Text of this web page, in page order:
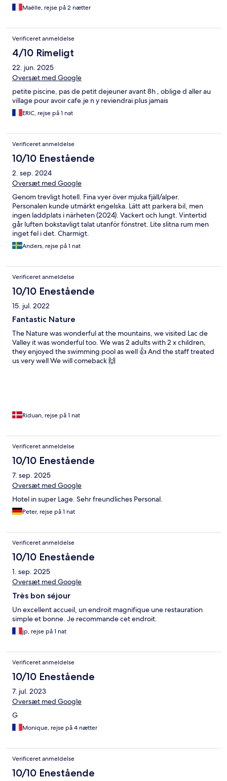
acceptés sans supplément, merci!
Maëlle, rejse på 2 nætter
Verificeret anmeldelse
4/10 Rimeligt
22. jun. 2025
Oversæt med Google
petite piscine, pas de petit dejeuner avant 8h , oblige d aller au
village pour avoir cafe.je n y reviendrai plus jamais
ERIC, rejse på 1 nat
Verificeret anmeldelse
10/10 Enestående
2. sep. 2024
Oversæt med Google
Genom trevligt hotell. Fina vyer över mjuka fjäll/alper.
Personalen kunde utmärkt engelska. Lätt att parkera bil, men
ingen laddplats i närheten (2024). Vackert och lungt. Vintertid
går luften bokstavligt talat utanför fönstret. Lite slitna rum men
inget fel i det. Charmigt.
Anders, rejse på 1 nat
Verificeret anmeldelse
10/10 Enestående
15. jul. 2022
Fantastic Nature
The Nature was wonderful at the mountains, we visited Lac de
Valley it was wonderful too. We was 2 adults with 2 x children,
they enjoyed the swimming pool as well 👍 And the staff treated
us very well We will comeback 🙌
Riduan, rejse på 1 nat
Verificeret anmeldelse
10/10 Enestående
7. sep. 2025
Oversæt med Google
Hotel in super Lage. Sehr freundliches Personal.
Peter, rejse på 1 nat
Verificeret anmeldelse
10/10 Enestående
1. sep. 2025
Oversæt med Google
Très bon séjour
Un excellent accueil, un endroit magnifique une restauration
simple et bonne. Je recommande cet endroit.
jp, rejse på 1 nat
Verificeret anmeldelse
10/10 Enestående
7. jul. 2023
Oversæt med Google
G
Monique, rejse på 4 nætter
Verificeret anmeldelse
10/10 Enestående